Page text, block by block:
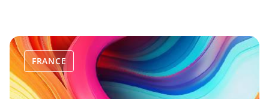
FRANCE